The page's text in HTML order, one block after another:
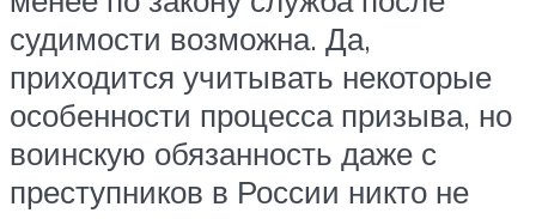
судимости возможна. Да,
приходится учитывать некоторые
особенности процесса призыва, но
воинскую обязанность даже с
преступников в России никто не